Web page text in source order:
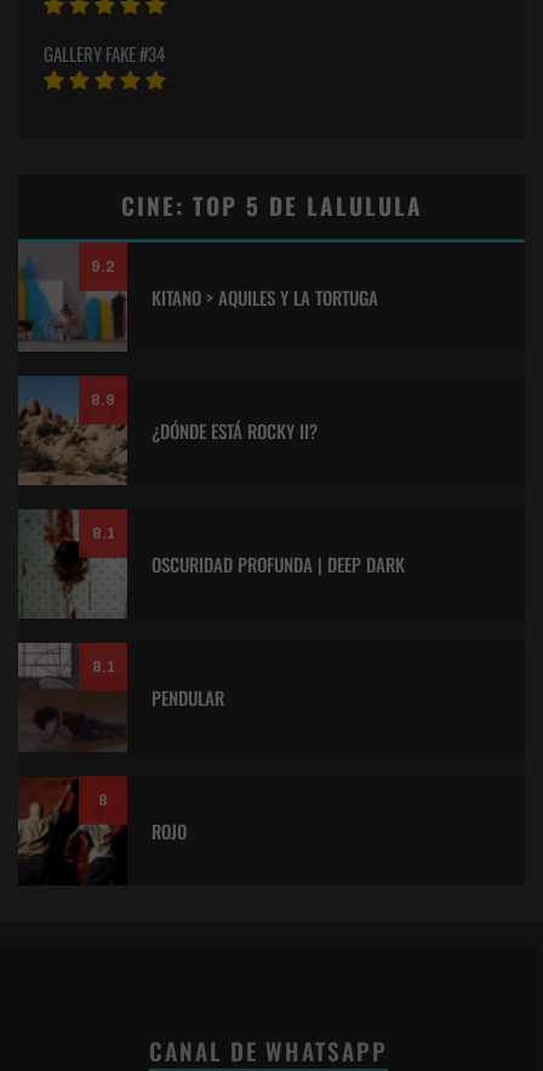
GALLERY FAKE #34
CINE: TOP 5 DE LALULULA
9.2
KITANO > AQUILES Y LA TORTUGA
8.9
¿DÓNDE ESTÁ ROCKY II?
8.1
OSCURIDAD PROFUNDA | DEEP DARK
8.1
PENDULAR
8
ROJO
CANAL DE WHATSAPP